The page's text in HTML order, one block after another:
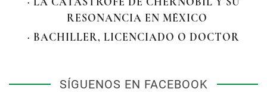
RESONANCIA EN MÉXICO
· BACHILLER, LICENCIADO O DOCTOR
SÍGUENOS EN FACEBOOK